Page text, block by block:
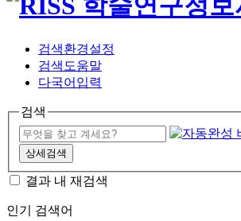
검색환경설정
검색도움말
다국어입력
검색
상세검색
결과 내 재검색
인기 검색어